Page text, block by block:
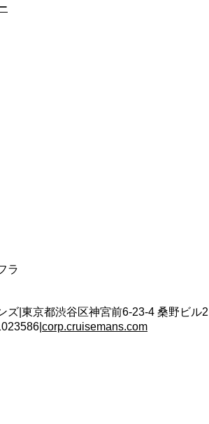
ラ
ズ 東京都渋谷区神宮前6-23-4 桑野ビル2
corp.cruisemans.com